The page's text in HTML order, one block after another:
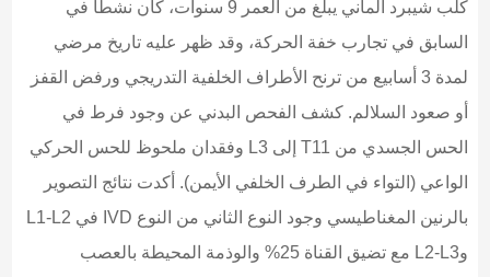
كلب شيبرد ألماني يبلغ من العمر 9 سنوات، كان نشطاً في
السابق في تجارب خفة الحركة، وقد ظهر عليه تاريخ مرضي
لمدة 3 أسابيع من ترنح الأطراف الخلفية التدريجي ورفض القفز
أو صعود السلالم. كشف الفحص البدني عن وجود فرط في
الحس الجسدي من T11 إلى L3 وفقدان ملحوظ للحس الحركي
الواعي (التواء في الطرف الخلفي الأيمن). أكدت نتائج التصوير
بالرنين المغناطيسي وجود النوع الثاني من النوع IVD في L1-L2
وL2-L3 مع تضيق القناة 25% والوذمة المحيطة بالعصب